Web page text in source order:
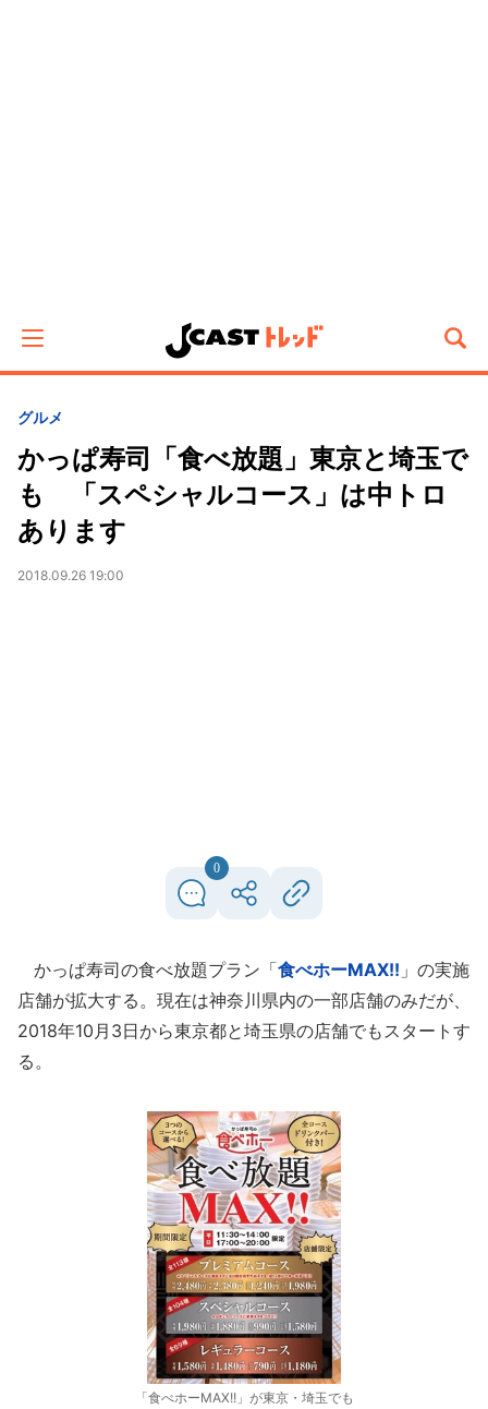
グルメ
かっぱ寿司「食べ放題」東京と埼玉で
も 「スペシャルコース」は中トロ
あります
2018.09.26 19:00
0
かっぱ寿司の食べ放題プラン「食べホーMAX!! 」の実施
店舗が拡大する。現在は神奈川県内の一部店舗のみだが、
2018年10月3日から東京都と埼玉県の店舗でもスタートす
る。
「食べホーMAX!!」が東京・埼玉でも